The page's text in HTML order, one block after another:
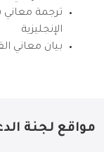
ترجمة معاني
الإنجليزية
بيان معاني
مواقع لجنة